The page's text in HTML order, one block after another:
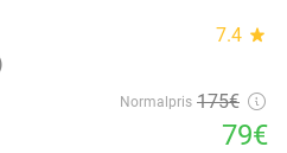
7.4 star
Normalpris 175€
79€